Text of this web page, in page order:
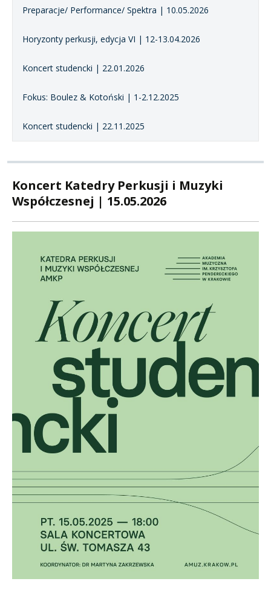
Preparacje/ Performance/ Spektra | 10.05.2026
Horyzonty perkusji, edycja VI | 12-13.04.2026
Koncert studencki | 22.01.2026
Fokus: Boulez & Kotoński | 1-2.12.2025
Koncert studencki | 22.11.2025
Koncert Katedry Perkusji i Muzyki
Współczesnej | 15.05.2026